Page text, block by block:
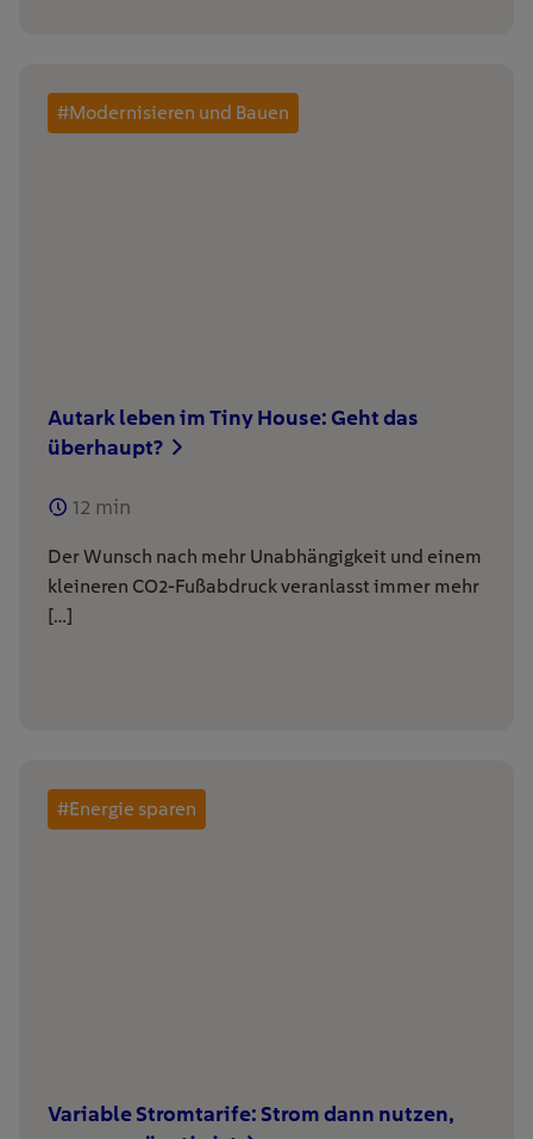
#Modernisieren und Bauen
Autark leben im Tiny House: Geht das
überhaupt?
12 min
Der Wunsch nach mehr Unabhängigkeit und einem
kleineren CO2-Fußabdruck veranlasst immer mehr
[…]
#Energie sparen
Variable Stromtarife: Strom dann nutzen,